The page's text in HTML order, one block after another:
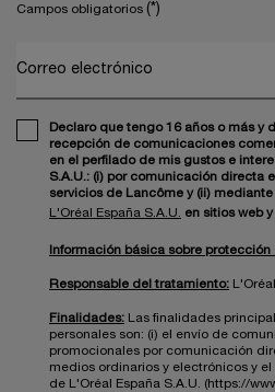
Campos obligatorios (*)
Correo electrónico
Declaro que tengo 16 años o más y
recepción de comunicaciones
en el perfilado de mis gustos e
S.A.U.: (i) por comunicación directa
servicios de Lancôme y (ii)
L'Oréal España S.A.U. en sitios web
Información básica sobre
Responsable del tratamiento:
Finalidades: Las finalidades
personales son: (i) el envío de
promocionales por comunicación
medios ordinarios y electrónicos y
de L'Oréal España S.A.U. (https://